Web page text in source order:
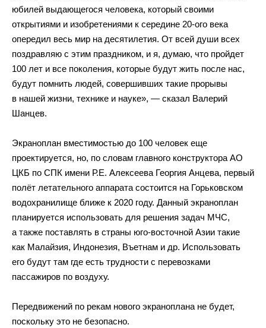
юбилей выдающегося человека, который своими
открытиями и изобретениями к середине 20-ого века
опередил весь мир на десятилетия. От всей души всех
поздравляю с этим праздником, и я, думаю, что пройдет
100 лет и все поколения, которые будут жить после нас,
будут помнить людей, совершивших такие прорывы
в нашей жизни, технике и науке», — сказал Валерий
Шанцев.
Экраноплан вместимостью до 100 человек еще
проектируется, но, по словам главного конструктора АО
ЦКБ по СПК имени Р.Е. Алексеева Георгия Анцева, первый
полёт летательного аппарата состоится на Горьковском
водохранилище ближе к 2020 году. Данный экраноплан
планируется использовать для решения задач МЧС,
а также поставлять в страны юго-восточной Азии такие
как Малайзия, Индонезия, Въетнам и др. Использовать
его будут там где есть трудности с перевозками
пассажиров по воздуху.
Передвижений по рекам нового экраноплана не будет,
поскольку это не безопасно.